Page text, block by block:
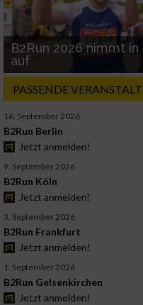
B2Run 2026 nimmt
auf
PASSENDE
16. September 2026
B2Run Berlin
Jetzt anmelden!
9. September 2026
B2Run Köln
Jetzt anmelden!
3. September 2026
B2Run Frankfurt
Jetzt anmelden!
1. September 2026
B2Run Gelsenkirchen
Jetzt anmelden!